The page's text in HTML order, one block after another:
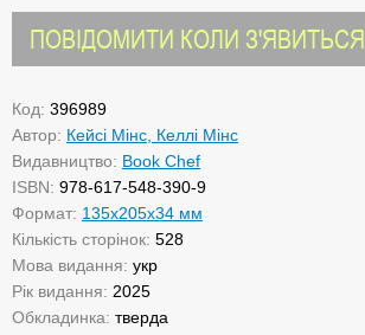
ПОВІДОМИТИ КОЛИ З'ЯВИТЬСЯ
Код: 396989
Автор: Кейсі Мінс, Келлі Мінс
Видавництво: Book Chef
ISBN: 978-617-548-390-9
Формат: 135x205x34 мм
Кількість сторінок: 528
Мова видання: укр
Рік видання: 2025
Обкладинка: тверда